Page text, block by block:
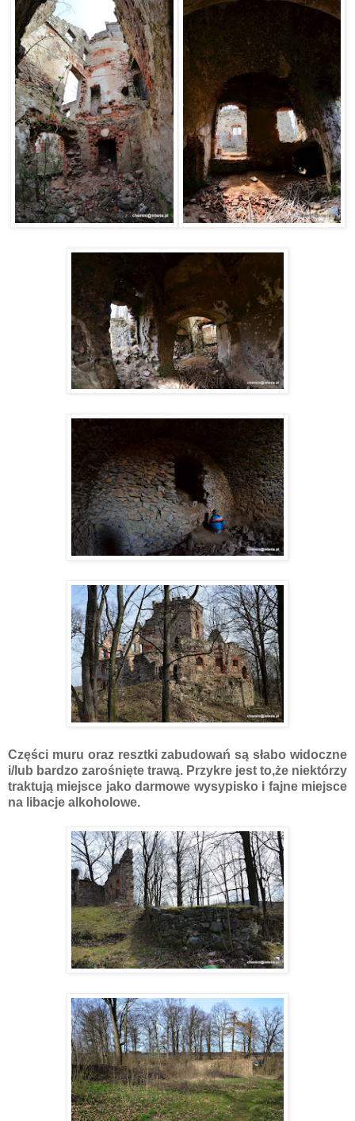
Części muru oraz resztki zabudowań są słabo widoczne
i/lub bardzo zarośnięte trawą. Przykre jest to,że niektórzy
traktują miejsce jako darmowe wysypisko i fajne miejsce
na libacje alkoholowe.